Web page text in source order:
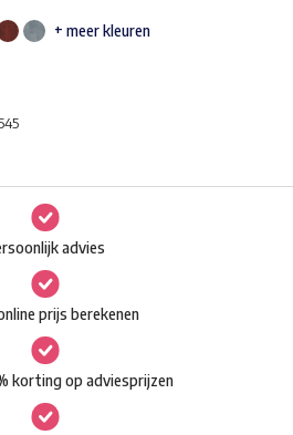
zoek?
Dit
Deze
optie
kan
gekozen
worden
op
de
productpagina
+ meer kleuren
advies
prijs berekenen
korting op adviesprijzen